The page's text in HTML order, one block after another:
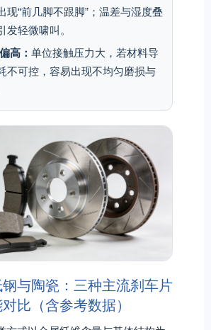
现“前几脚不跟脚”；温差与湿度叠
发轻微啸叫。
高： 单位接触压力大，若材料导
不可控，容易出现不均匀磨损与
与陶瓷：三种主流刹车片
比（含参考数据）